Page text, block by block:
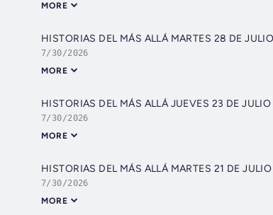
MORE
HISTORIAS DEL MÁS ALLÁ MARTES 28 DE
7/30/2026
MORE
HISTORIAS DEL MÁS ALLÁ JUEVES 23 DE
7/30/2026
MORE
HISTORIAS DEL MÁS ALLÁ MARTES 21 DE
7/30/2026
MORE